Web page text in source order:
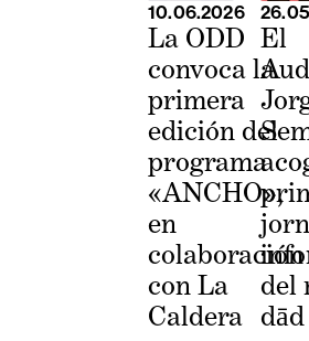
10.06.2026
La ODD
convoca la
primera
edición del
programa
«ANCHO»,
en
colaboración
con La
Caldera
El
del
dād